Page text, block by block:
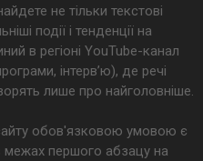
не тільки текстові
події і тенденції на
в регіоні YouTube-канал
інтерв’ю), де речі
лише про найголовніше.
обов'язковою умовою є
межах першого абзацу на